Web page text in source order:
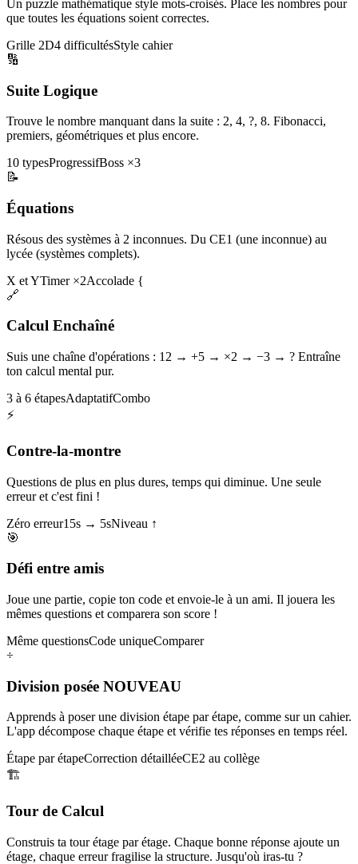
Un puzzle mathématique style mots-croisés. Place les nombres pour
que toutes les équations soient correctes.
Grille 2D4 difficultésStyle cahier
🔢
Suite Logique
Trouve le nombre manquant dans la suite : 2, 4, ?, 8. Fibonacci,
premiers, géométriques et plus encore.
10 typesProgressifBoss ×3
📝
Équations
Résous des systèmes à 2 inconnues. Du CE1 (une inconnue) au
lycée (systèmes complets).
X et YTimer ×2Accolade {
🔗
Calcul Enchaîné
Suis une chaîne d'opérations : 12 → +5 → ×2 → −3 → ? Entraîne
ton calcul mental pur.
3 à 6 étapesAdaptatifCombo
⚡
Contre-la-montre
Questions de plus en plus dures, temps qui diminue. Une seule
erreur et c'est fini !
Zéro erreur15s → 5sNiveau ↑
🎯
Défi entre amis
Joue une partie, copie ton code et envoie-le à un ami. Il jouera les
mêmes questions et comparera son score !
Même questionsCode uniqueComparer
÷
Division posée NOUVEAU
Apprends à poser une division étape par étape, comme sur un cahier.
L'app décompose chaque étape et vérifie tes réponses en temps réel.
Étape par étapeCorrection détailléeCE2 au collège
🏗️
Tour de Calcul
Construis ta tour étage par étage. Chaque bonne réponse ajoute un
étage, chaque erreur fragilise la structure. Jusqu'où iras-tu ?